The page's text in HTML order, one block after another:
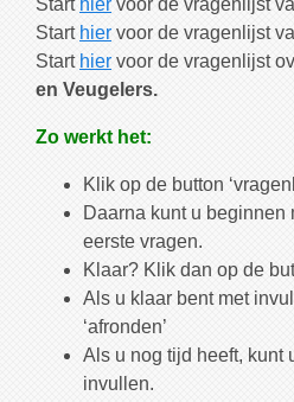
Start hier voor de vragenlijst
Start hier voor de vragenlijst
Start hier voor de vragenlijst
en Veugelers.
Zo werkt het:
Klik op de button
Daarna kunt u beginnen
eerste vragen.
Klaar? Klik dan op de
Als u klaar bent met
‘afronden’
Als u nog tijd heeft, kunt
invullen.